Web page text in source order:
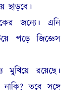
ছাড়বে।
জন্যে। এনি
পড়ে জিজ্ঞেস
মুখিয়ে রয়েছে।
তবে সঙ্গে